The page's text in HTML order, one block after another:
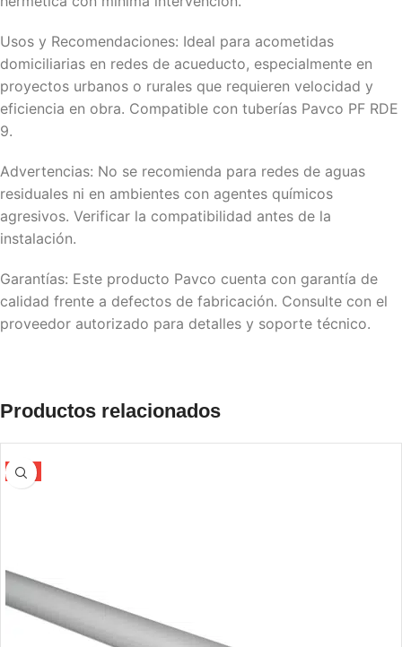
Usos y Recomendaciones: Ideal para acometidas
domiciliarias en redes de acueducto, especialmente en
proyectos urbanos o rurales que requieren velocidad y
eficiencia en obra. Compatible con tuberías Pavco PF RDE
9.
Advertencias: No se recomienda para redes de aguas
residuales ni en ambientes con agentes químicos
agresivos. Verificar la compatibilidad antes de la
instalación.
Garantías: Este producto Pavco cuenta con garantía de
calidad frente a defectos de fabricación. Consulte con el
proveedor autorizado para detalles y soporte técnico.
Productos relacionados
-5%